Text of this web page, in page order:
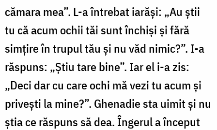
cămara mea”. L-a întrebat iarăși: „Au știi
tu că acum ochii tăi sunt închiși și fără
simțire în trupul tău și nu văd nimic?”. I-a
răspuns: „Știu tare bine”. Iar el i-a zis:
„Deci dar cu care ochi mă vezi tu acum și
privești la mine?”. Ghenadie sta uimit și nu
știa ce răspuns să dea. Îngerul a început